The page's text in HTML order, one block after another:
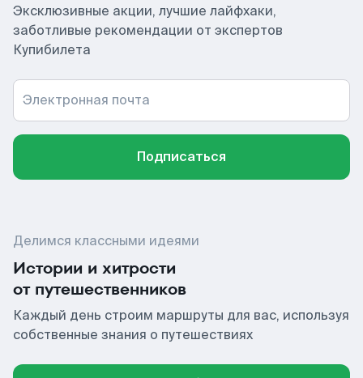
Эксклюзивные акции, лучшие лайфхаки,
заботливые рекомендации от экспертов
Купибилета
Электронная почта
Подписаться
Делимся классными идеями
Истории и хитрости
от путешественников
Каждый день строим маршруты для вас, используя
собственные знания о путешествиях